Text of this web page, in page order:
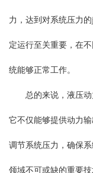
力，达到对系统压力
定运行至关重要，在
统能够正常工作。
总的来说，液压
它不仅能够提供动力
调节系统压力，确保
领域不可或缺的重要